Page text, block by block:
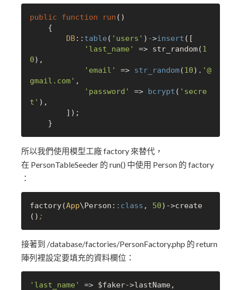
public function run ()
DB:: table ( 'users' ) ->insert ([
'last_name'
=> str_random(1
0),
'email'
=> str_random(10). '@
gmail.com' ,
'password'
=> bcrypt ( 'secre
t' ),
所以我們使用模型工廠 factory 來替代，
在 PersonTableSeeder 的 run() 中使用 Person 的 factory
：
factory(App\Person: :class , 50)->create
() ;
接著到 /database/factories/PersonFactory.php 的 return
陣列裡設定要填充的資料欄位：
'last_name'